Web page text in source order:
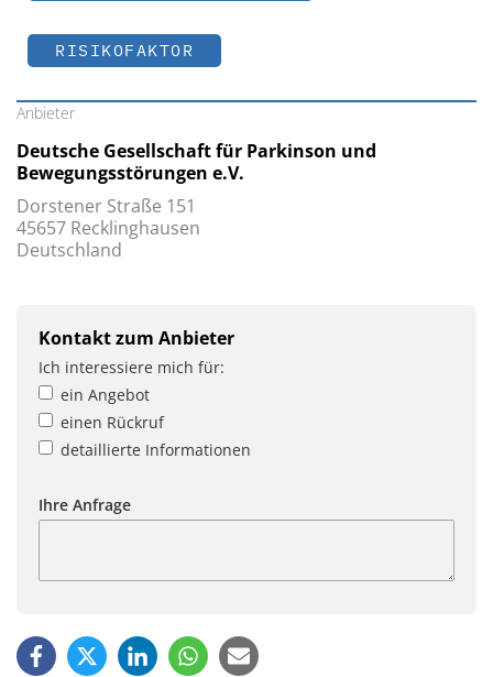
RISIKOFAKTOR
Anbieter
Deutsche Gesellschaft für Parkinson und
Bewegungsstörungen e.V.
Dorstener Straße 151
45657 Recklinghausen
Deutschland
Kontakt zum Anbieter
Ich interessiere mich für:
ein Angebot
einen Rückruf
detaillierte Informationen
Ihre Anfrage